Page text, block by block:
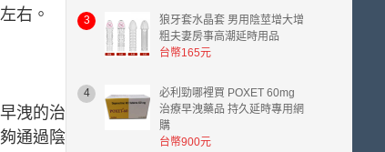
右。
洩的治
通過陰
3
狼牙套水晶套 男用陰莖增大增
粗夫妻房事高潮延時用品
台幣165元
4
必利勁哪裡買 POXET 60mg
治療早洩藥品 持久延時專用網
購
台幣900元